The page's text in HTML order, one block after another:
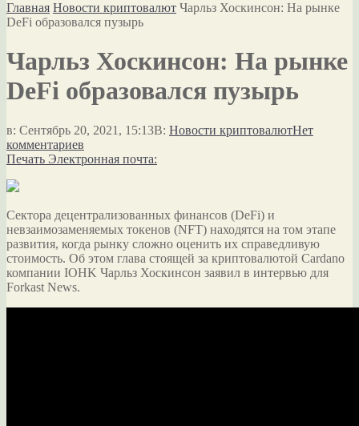
Главная Новости криптовалют Чарльз Хоскинсон: На рынке
DeFi образовался пузырь
Чарльз Хоскинсон: На рынке
DeFi образовался пузырь
в: Сентябрь 20, 2021, 15:13В: Новости криптовалютНет
комментариев
Печать Электронная почта:
Сектора децентрализованных финансов (DeFi) и
невзаимозаменяемых токенов (NFT) находятся на том этапе
развития, когда рынку сложно оценить их справедливую
стоимость. Об этом глава стоящей за криптовалютой Cardano
компании IOHK Чарльз Хоскинсон заявил в интервью для
Forkast News.